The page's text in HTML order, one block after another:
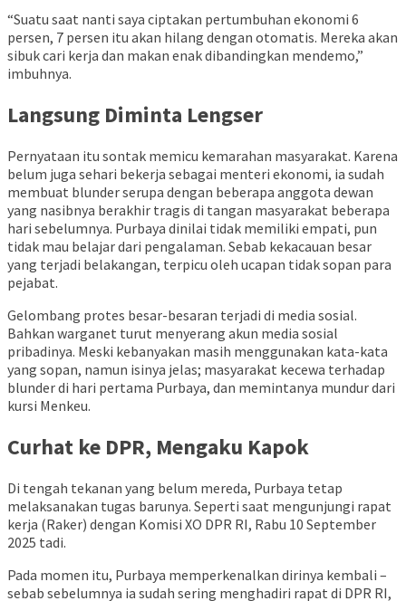
“Suatu saat nanti saya ciptakan pertumbuhan ekonomi 6
persen, 7 persen itu akan hilang dengan otomatis. Mereka akan
sibuk cari kerja dan makan enak dibandingkan mendemo,”
imbuhnya.
Langsung Diminta Lengser
Pernyataan itu sontak memicu kemarahan masyarakat. Karena
belum juga sehari bekerja sebagai menteri ekonomi, ia sudah
membuat blunder serupa dengan beberapa anggota dewan
yang nasibnya berakhir tragis di tangan masyarakat beberapa
hari sebelumnya. Purbaya dinilai tidak memiliki empati, pun
tidak mau belajar dari pengalaman. Sebab kekacauan besar
yang terjadi belakangan, terpicu oleh ucapan tidak sopan para
pejabat.
Gelombang protes besar-besaran terjadi di media sosial.
Bahkan warganet turut menyerang akun media sosial
pribadinya. Meski kebanyakan masih menggunakan kata-kata
yang sopan, namun isinya jelas; masyarakat kecewa terhadap
blunder di hari pertama Purbaya, dan memintanya mundur dari
kursi Menkeu.
Curhat ke DPR, Mengaku Kapok
Di tengah tekanan yang belum mereda, Purbaya tetap
melaksanakan tugas barunya. Seperti saat mengunjungi rapat
kerja (Raker) dengan Komisi XO DPR RI, Rabu 10 September
2025 tadi.
Pada momen itu, Purbaya memperkenalkan dirinya kembali –
sebab sebelumnya ia sudah sering menghadiri rapat di DPR RI,